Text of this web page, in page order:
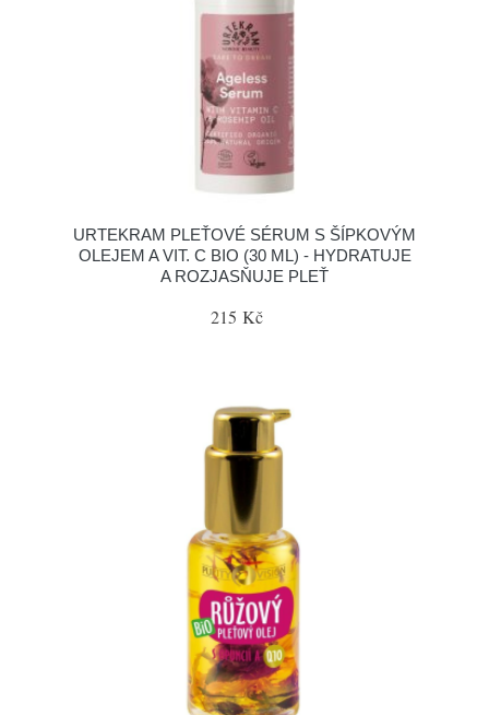
URTEKRAM PLEŤOVÉ SÉRUM S ŠÍPKOVÝM
OLEJEM A VIT. C BIO (30 ML) - HYDRATUJE
A ROZJASŇUJE PLEŤ
215 Kč